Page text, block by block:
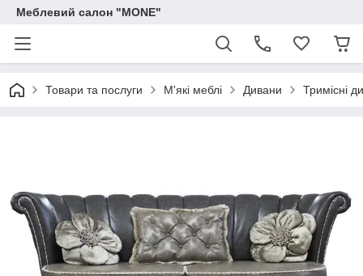
Меблевий салон "MONE"
Товари та послуги М'які меблі Дивани Тримісні